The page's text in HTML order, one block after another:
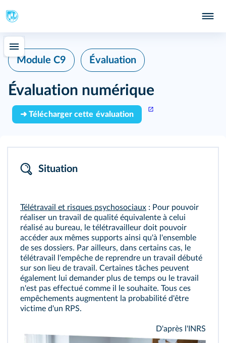
Module C9 Évaluation
Évaluation numérique
➜ Télécharger cette évaluation
Situation
Télétravail et risques psychosociaux : Pour pouvoir
réaliser un travail de qualité équivalente à celui
réalisé au bureau, le télétravailleur doit pouvoir
accéder aux mêmes supports ainsi qu'à l'ensemble
de ses dossiers. Par ailleurs, dans certains cas, le
télétravail l'empêche de reprendre un travail débuté
sur son lieu de travail. Certaines tâches peuvent
également lui demander plus de temps ou le travail
n'est pas effectué comme il le souhaite. Tous ces
empêchements augmentent la probabilité d'être
victime d'un RPS.
D'après l'INRS